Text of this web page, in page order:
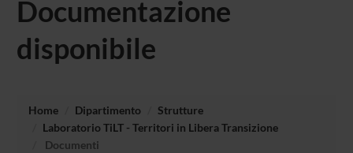
Documentazione
disponibile
Home Dipartimento
Strutture
Laboratorio TiLT - Territori in Libera Transizione
Documenti